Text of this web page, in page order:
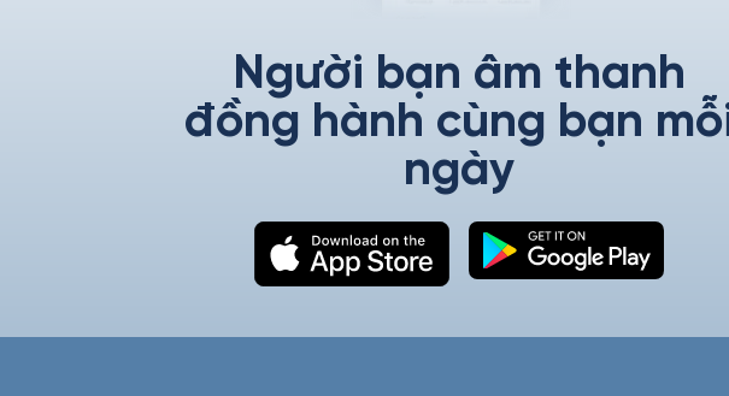
Người bạn âm thanh
đồng hành cùng bạn
ngày